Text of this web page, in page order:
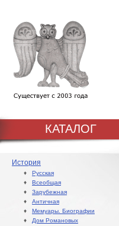
КАТАЛОГ
История
♦ Русская
♦ Всеобщая
♦ Зарубежная
♦ Античная
♦ Мемуары. Биографии
♦ Дом Романовых